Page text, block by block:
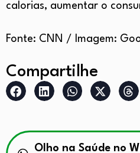
calorias, aumentar o
Fonte: CNN / Imagem:
Compartilhe
Olho na Saúde no